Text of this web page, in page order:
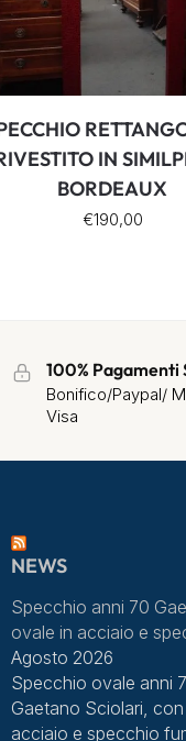
IN
BORDEAUX
€190,00
100% Pagamenti
Bonifico/Paypal/
Visa
NEWS
Specchio anni 70
ovale in acciaio e
Agosto 2026
Specchio ovale anni
Gaetano Sciolari,
acciaio e specchio